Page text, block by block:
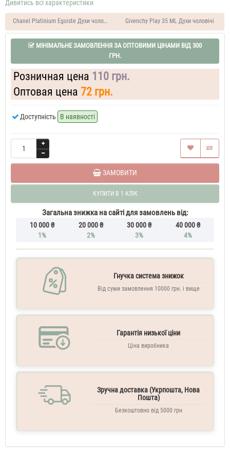
37
ML
чоловічіKenzo
Pour
Homme
ML
чоловічийKenzo
Kenzo
ML
чоловічі
LEau
Kenzo
Homme
тестер
Дивитись всі характеристики
Chanel Platinium Egoiste Духи чоловічі 50 MLGivenchy Play 35 ML Духи чоловічі
МІНІМАЛЬНЕ ЗАМОВЛЕННЯ ЗА ОПТОВИМИ ЦІНАМИ ВІД 300
ГРН.
Розничная цена 110 грн.
Оптовая цена 72 грн.
Доступність В наявності
ЗАМОВИТИ
КУПИТИ В 1 КЛІК
Загальна знижка на сайті для замовлень від:
10 000 ₴
1%
20 000 ₴
2%
30 000 ₴
3%
40 000 ₴
4%
Гнучка система знижок
Від суми замовлення 10000 грн. і вище
Гарантія низької ціни
Ціна виробника
Зручна доставка (Укрпошта, Нова
Пошта)
Безкоштовно від 5000 грн